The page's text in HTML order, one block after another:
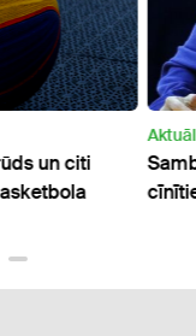
un citi